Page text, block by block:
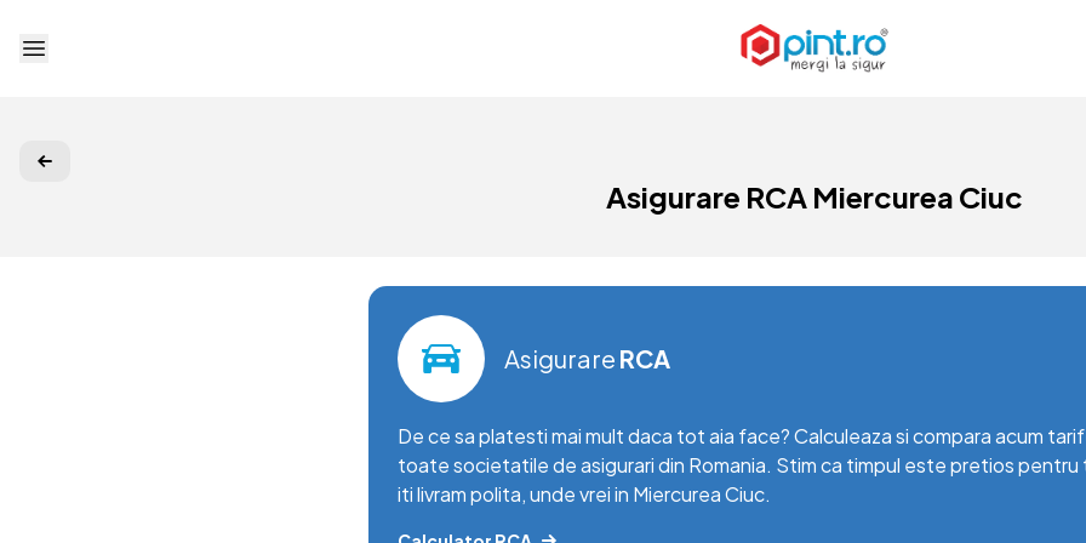
Deschide meniu
Asigurare RCA Miercurea Ciuc
Asigurare RCA
De ce sa platesti mai mult daca tot aia face? Calculeaza si compara acum
toate societatile de asigurari din Romania. Stim ca timpul este pretios pentru
iti livram polita, unde vrei in Miercurea Ciuc.